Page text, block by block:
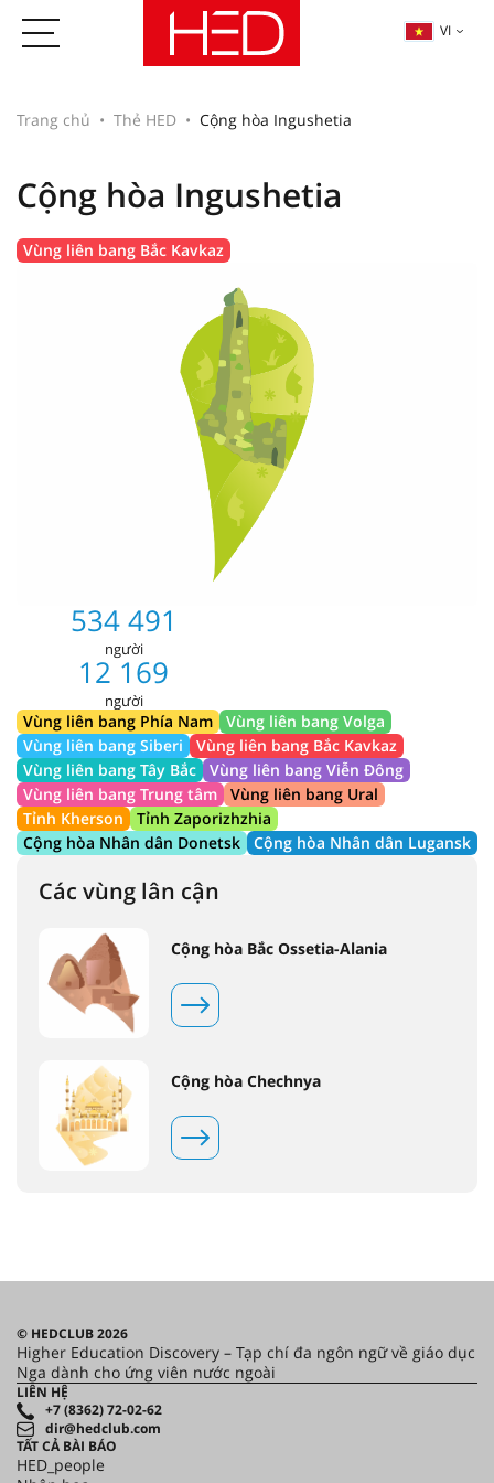
VI
Trang chủ Thẻ HED Cộng hòa Ingushetia
Cộng hòa Ingushetia
Vùng liên bang Bắc Kavkaz
534 491
người
12 169
người
Vùng liên bang Phía Nam
Vùng liên bang Volga
Vùng liên bang Siberi
Vùng liên bang Bắc Kavkaz
Vùng liên bang Tây Bắc
Vùng liên bang Viễn Đông
Vùng liên bang Trung tâm
Vùng liên bang Ural
Tỉnh Kherson
Tỉnh Zaporizhzhia
Cộng hòa Nhân dân Donetsk
Cộng hòa Nhân dân Lugansk
Các vùng lân cận
Cộng hòa Bắc Ossetia-Alania
Cộng hòa Chechnya
© HEDCLUB 2026
Higher Education Discovery – Tạp chí đa ngôn ngữ về giáo dục
Nga dành cho ứng viên nước ngoài
LIÊN HỆ
+7 (8362) 72-02-62
dir@hedclub.com
TẤT CẢ BÀI BÁO
HED_people